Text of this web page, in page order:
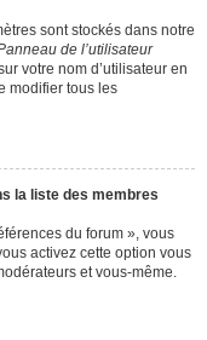
sont stockés dans notre
de l’utilisateur
votre nom d’utilisateur en
modifier tous les
la liste des membres
du forum », vous
activez cette option vous
et vous-même.